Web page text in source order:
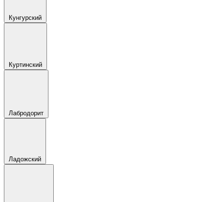
Кунгурский
Куртинский
Лабродорит
Ладожский